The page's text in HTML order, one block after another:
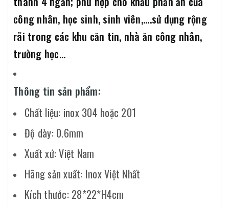
công nhân, học sinh, sinh viên,....sử dụng rộng
rãi trong các khu căn tin, nhà ăn công nhân,
trường học...
Thông tin sản phẩm:
Chất liệu: inox 304 hoặc 201
Độ dày: 0.6mm
Xuất xứ: Việt Nam
Hãng sản xuất: Inox Việt Nhất
Kích thước: 28*22*H4cm